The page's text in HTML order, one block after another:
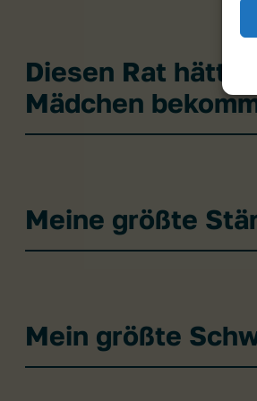
Diesen Rat hätte
Mädchen
Meine größte
Mein größte